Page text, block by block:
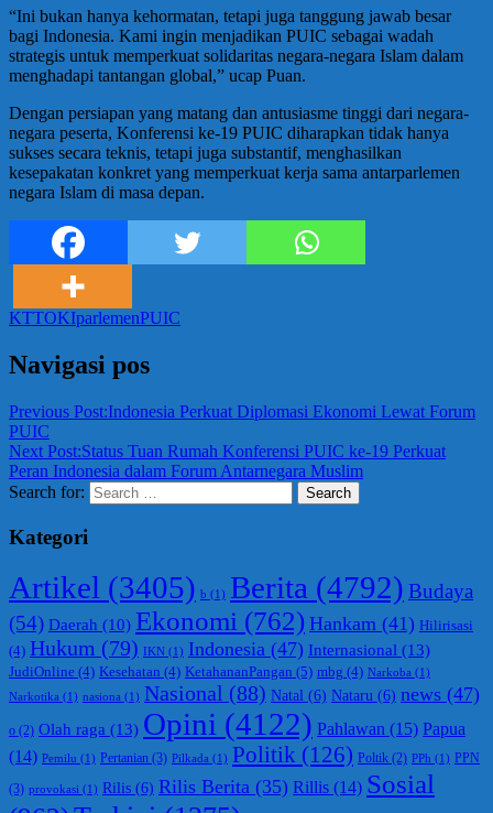
“Ini bukan hanya kehormatan, tetapi juga tanggung jawab besar
bagi Indonesia. Kami ingin menjadikan PUIC sebagai wadah
strategis untuk memperkuat solidaritas negara-negara Islam dalam
menghadapi tantangan global,” ucap Puan.
Dengan persiapan yang matang dan antusiasme tinggi dari negara-
negara peserta, Konferensi ke-19 PUIC diharapkan tidak hanya
sukses secara teknis, tetapi juga substantif, menghasilkan
kesepakatan konkret yang memperkuat kerja sama antarparlemen
negara Islam di masa depan.
KTTOKIparlemenPUIC
Navigasi pos
Previous Post:Indonesia Perkuat Diplomasi Ekonomi Lewat Forum
PUIC
Next Post:Status Tuan Rumah Konferensi PUIC ke-19 Perkuat
Peran Indonesia dalam Forum Antarnegara Muslim
Search for:
Search
Kategori
Artikel (3405) b (1) Berita (4792) Budaya
(54) Daerah (10) Ekonomi (762) Hankam (41) Hilirisasi
(4) Hukum (79) IKN (1) Indonesia (47) Internasional (13)
JudiOnline (4) Kesehatan (4) KetahananPangan (5) mbg (4) Narkoba (1)
Narkotika (1) nasiona (1) Nasional (88) Natal (6) Nataru (6) news (47)
o (2) Olah raga (13) Opini (4122) Pahlawan (15) Papua
(14) Pemilu (1) Pertanian (3) Pilkada (1) Politik (126) Poltik (2) PPh (1) PPN
(3) provokasi (1) Rilis (6) Rilis Berita (35) Rillis (14) Sosial